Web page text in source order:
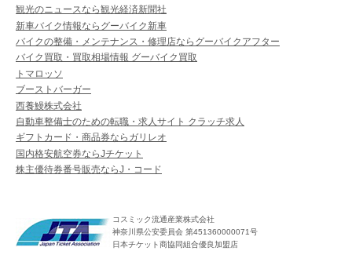
観光のニュースなら観光経済新聞社
新車バイク情報ならグーバイク新車
バイクの整備・メンテナンス・修理店ならグーバイクアフター
バイク買取・買取相場情報 グーバイク買取
トマロッソ
ブーストバーガー
西養鰻株式会社
自動車整備士のための転職・求人サイト クラッチ求人
ギフトカード・商品券ならガリレオ
国内格安航空券ならJチケット
株主優待券番号販売ならJ・コード
コスミック流通産業株式会社
神奈川県公安委員会 第451360000071号
日本チケット商協同組合優良加盟店